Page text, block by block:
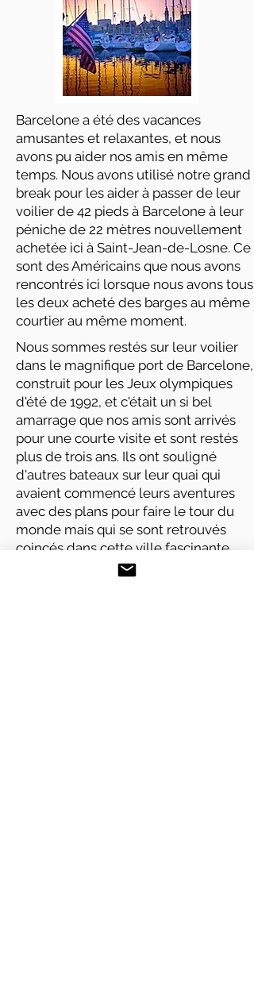
Barcelone a été des vacances
amusantes et relaxantes, et nous
avons pu aider nos amis en même
temps. Nous avons utilisé notre grand
break pour les aider à passer de leur
voilier de 42 pieds à Barcelone à leur
péniche de 22 mètres nouvellement
achetée ici à Saint-Jean-de-Losne. Ce
sont des Américains que nous avons
rencontrés ici lorsque nous avons tous
les deux acheté des barges au même
courtier au même moment.
Nous sommes restés sur leur voilier
dans le magnifique port de Barcelone,
construit pour les Jeux olympiques
d'été de 1992, et c'était un si bel
amarrage que nos amis sont arrivés
pour une courte visite et sont restés
plus de trois ans. Ils ont souligné
d'autres bateaux sur leur quai qui
avaient commencé leurs aventures
avec des plans pour faire le tour du
monde mais qui se sont retrouvés
coincés dans cette ville fascinante
comme ils l'avaient fait.